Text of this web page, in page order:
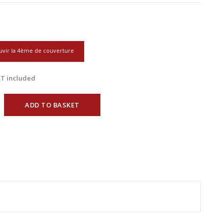
la 4ème de couverture
included
ADD TO BASKET